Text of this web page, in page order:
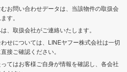
お問い合わせデータは、当該物件の取扱会
す。
、取扱会社がご連絡いたします。
せについては、LINEヤフー株式会社は一切
接ご確認ください。
てはお客様ご自身が情報を確認し、各会社